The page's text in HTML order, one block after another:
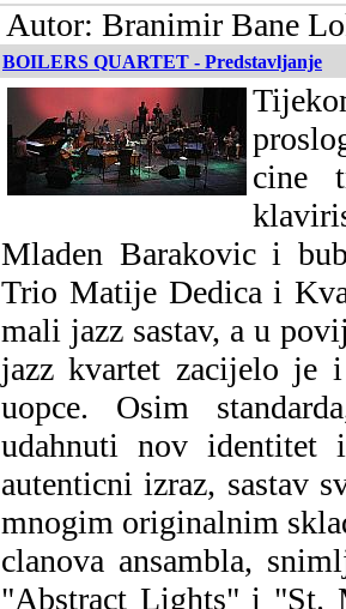
Autor: Branimir Bane
BOILERS QUARTET - Predstavljanje
cine
Mladen Barakovic i
Trio Matije Dedica i
mali jazz sastav, a u
jazz kvartet zacijelo je
uopce. Osim
udahnuti nov
autenticni izraz, sastav
mnogim originalnim
clanova ansambla,
"Abstract Lights" i "St.